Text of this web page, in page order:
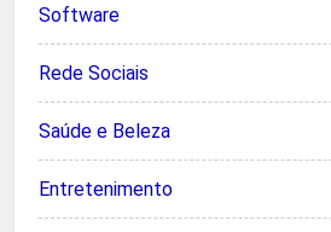
Software
Rede Sociais
Saúde e Beleza
Entretenimento